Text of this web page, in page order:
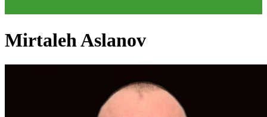
Mirtaleh Aslanov